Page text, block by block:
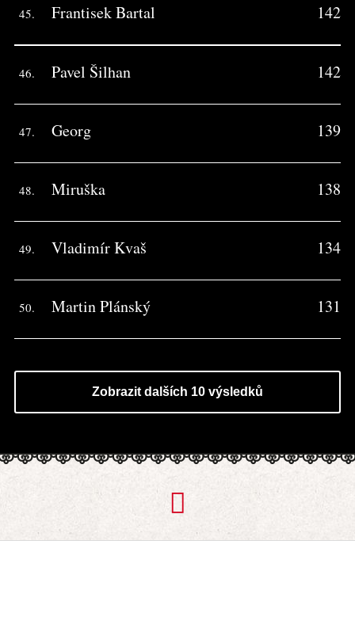
45. Frantisek Bartal 142
46. Pavel Šilhan 142
47. Georg 139
48. Miruška 138
49. Vladimír Kvaš 134
50. Martin Plánský 131
Zobrazit dalších 10 výsledků